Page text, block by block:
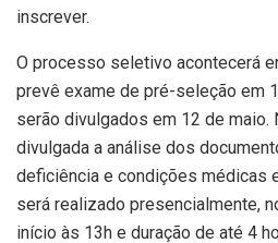
inscrever.
O processo seletivo acontecerá
prevê exame de pré-seleção em
serão divulgados em 12 de maio.
divulgada a análise dos
deficiência e condições médicas
será realizado presencialmente,
início às 13h e duração de até 4